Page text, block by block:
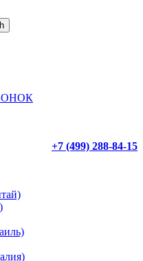
+7 (499) 288-84-15